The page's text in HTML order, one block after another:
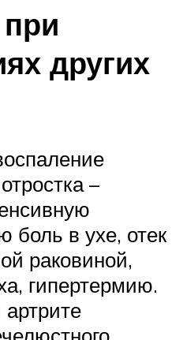
других
–
боль в ухе, отек
раковиной,
гипертермию.